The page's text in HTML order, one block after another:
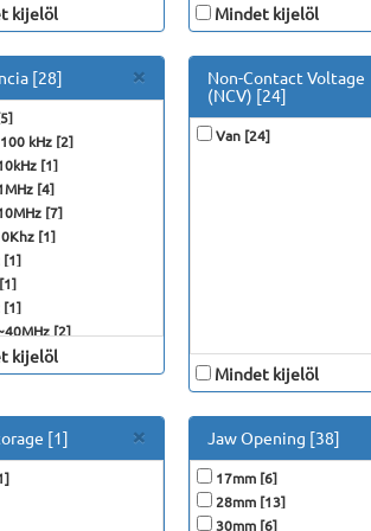
kijelöl Mindet kijelöl
[28] ×Close
kHz [2]
[1]
[4]
[7]
[1]
[1]
[1]
[2]
[3]
kijelöl
Non-Contact Voltage
(NCV) [24]
Van [24]
Mindet kijelöl
[1] ×Close Jaw Opening [38]
17mm [6]
28mm [13]
30mm [6]